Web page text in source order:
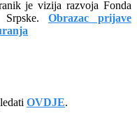
je vizija razvoja Fonda
Srpske. Obrazac prijave
OVDJE.